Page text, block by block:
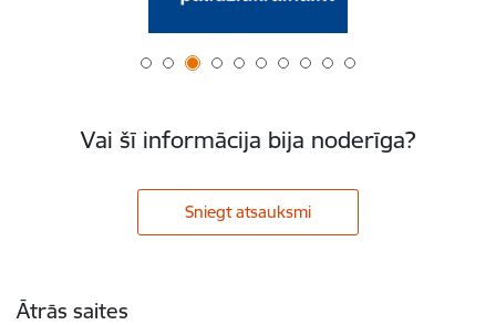
Vai šī informācija bija noderīga?
Sniegt atsauksmi
Ātrās saites